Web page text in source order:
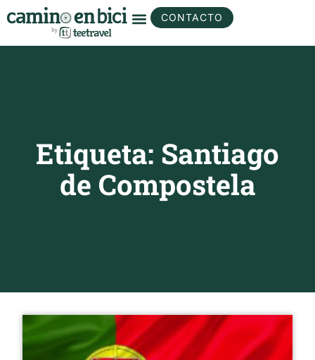
CONTACTO
Etiqueta: Santiago
de Compostela